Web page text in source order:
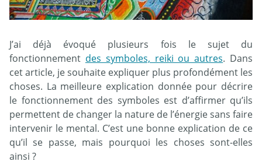
J’ai déjà évoqué plusieurs fois le sujet du
fonctionnement des symboles, reiki ou autres. Dans
cet article, je souhaite expliquer plus profondément les
choses. La meilleure explication donnée pour décrire
le fonctionnement des symboles est d’affirmer qu’ils
permettent de changer la nature de l’énergie sans faire
intervenir le mental. C’est une bonne explication de ce
qu’il se passe, mais pourquoi les choses sont-elles
ainsi ?